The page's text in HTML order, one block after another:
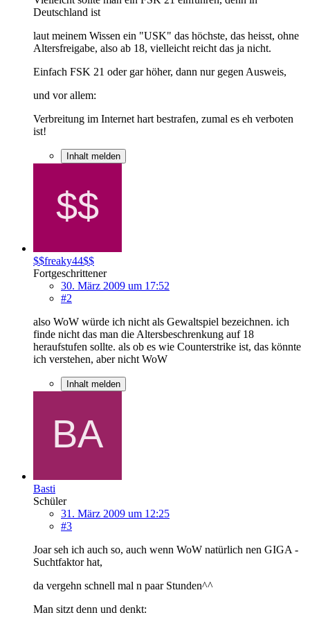
Deutschland ist
laut meinem Wissen ein "USK" das höchste, das heisst, ohne
Altersfreigabe, also ab 18, vielleicht reicht das ja nicht.
Einfach FSK 21 oder gar höher, dann nur gegen Ausweis,
und vor allem:
Verbreitung im Internet hart bestrafen, zumal es eh verboten
ist!
Inhalt melden
$$freaky44$$
Fortgeschrittener
30. März 2009 um 17:52
#2
also WoW würde ich nicht als Gewaltspiel bezeichnen. ich
finde nicht das man die Altersbeschrenkung auf 18
heraufstufen sollte. als ob es wie Counterstrike ist, das könnte
ich verstehen, aber nicht WoW
Inhalt melden
Basti
Schüler
31. März 2009 um 12:25
#3
Joar seh ich auch so, auch wenn WoW natürlich nen GIGA -
Suchtfaktor hat,
da vergehn schnell mal n paar Stunden^^
Man sitzt denn und denkt: